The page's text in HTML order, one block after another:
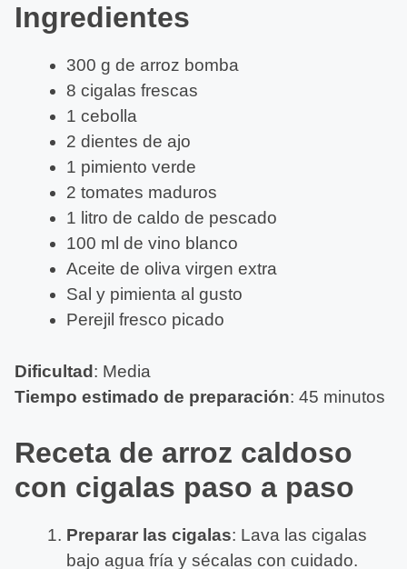
Ingredientes
300 g de arroz bomba
8 cigalas frescas
1 cebolla
2 dientes de ajo
1 pimiento verde
2 tomates maduros
1 litro de caldo de pescado
100 ml de vino blanco
Aceite de oliva virgen extra
Sal y pimienta al gusto
Perejil fresco picado
Dificultad: Media
Tiempo estimado de preparación: 45 minutos
Receta de arroz caldoso
con cigalas paso a paso
Preparar las cigalas: Lava las cigalas
bajo agua fría y sécalas con cuidado.